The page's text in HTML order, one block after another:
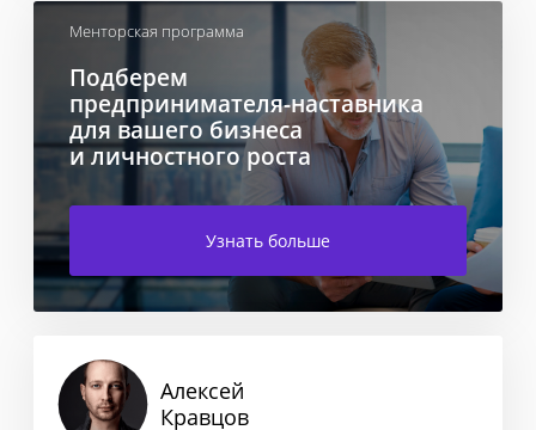
Менторская программа
Подберем
предпринимателя-наставника
для вашего бизнеса
и личностного роста
Узнать больше
Алексей
Кравцов